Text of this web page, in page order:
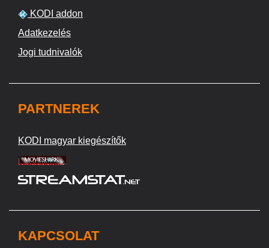
KODI addon
Adatkezelés
Jogi tudnivalók
PARTNEREK
KODI magyar kiegészítők
KAPCSOLAT